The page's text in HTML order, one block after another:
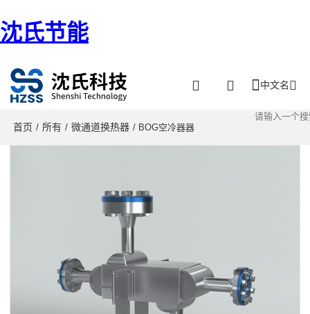
沈氏节能
中文名
首页 / 所有 / 微通道换热器 / BOG空冷器器